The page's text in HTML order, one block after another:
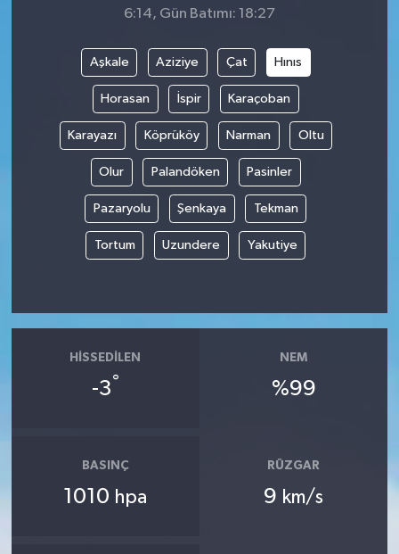
6:14, Gün Batımı: 18:27
Aşkale Aziziye Çat Hınıs
Horasan İspir Karaçoban
Karayazı Köprüköy Narman Oltu
Olur Palandöken Pasinler
Pazaryolu Şenkaya Tekman
Tortum Uzundere Yakutiye
HISSEDILEN
-3°
NEM
%99
BASINÇ
1010 hpa
RÜZGAR
9 km/s